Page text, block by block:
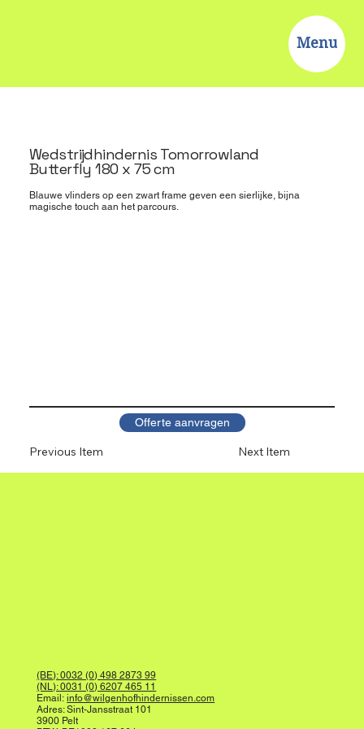
Menu
Wedstrijdhindernis Tomorrowland
Butterfly 180 x 75 cm
Blauwe vlinders op een zwart frame geven een sierlijke, bijna
magische touch aan het parcours.
Next Item
Previous Item
Offerte aanvragen
(BE): 0032 (0) 498 2873 99
(NL): 0031 (0) 6207 465 11
Email:info@wilgenhofhindernissen.com
Adres: Sint-Jansstraat 101
3900 Pelt